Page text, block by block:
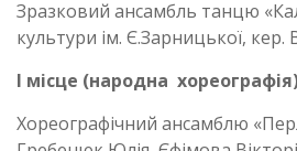
Зразковий ансамбль танцю
культури ім. Є.Зарницької, кер.
І місце (народна
Хореографічний ансамблю